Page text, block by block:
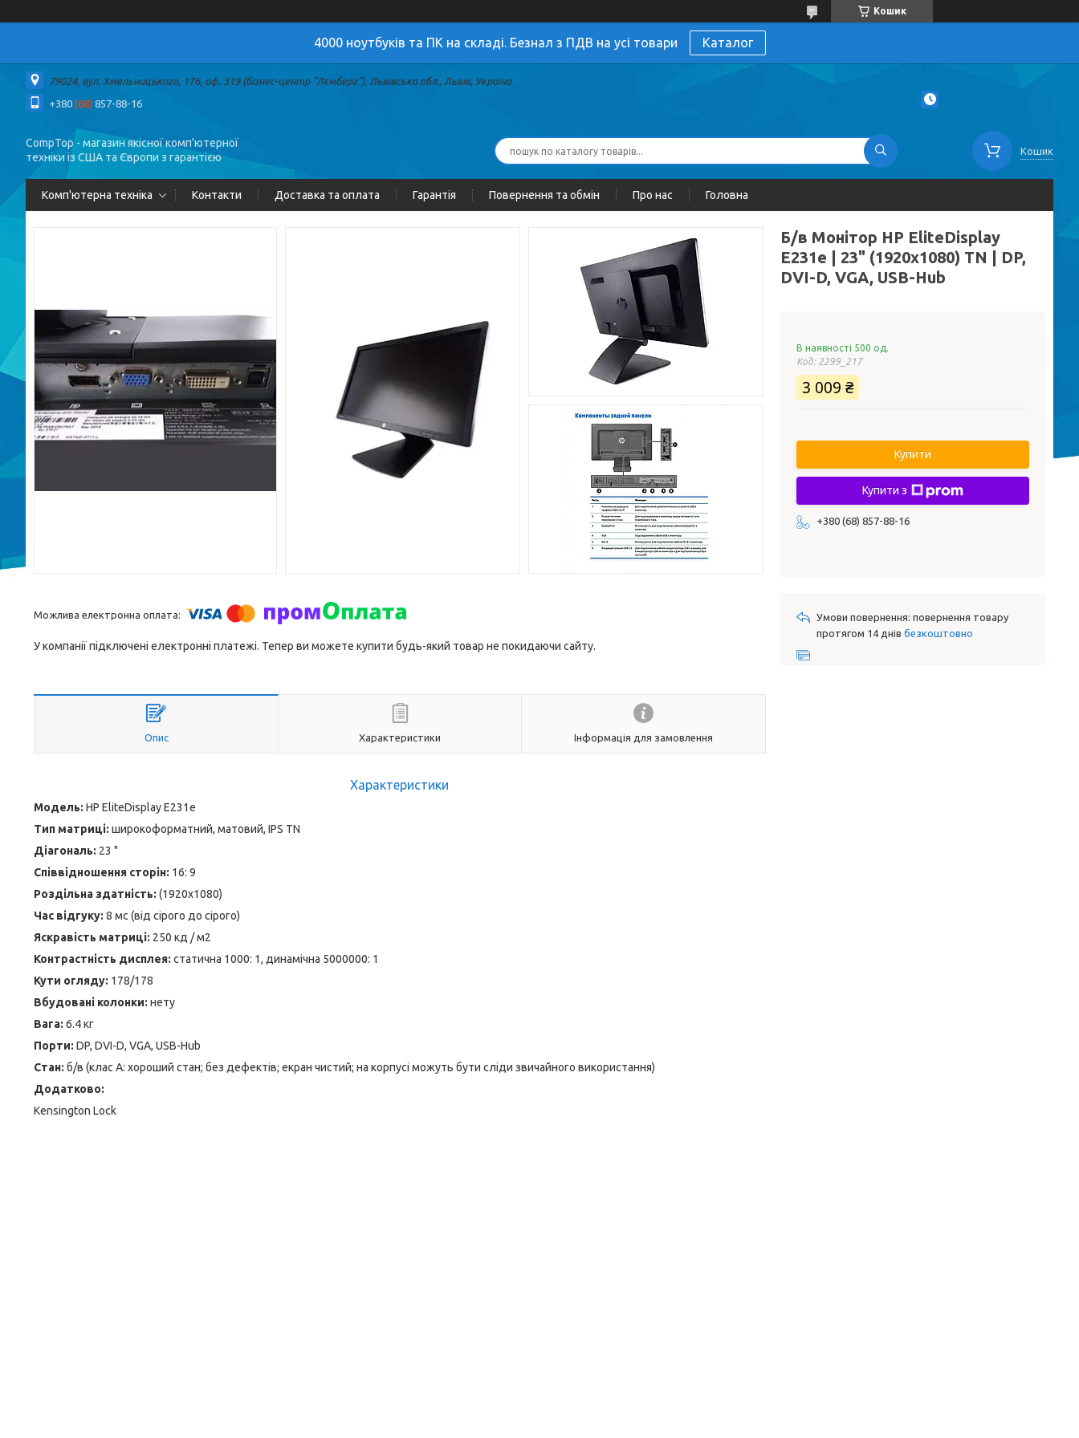
Кошик
4000 ноутбуків та ПК на складі. Безнал з ПДВ на усі товари Каталог
79024, вул. Хмельницького, 176, оф. 319 (бізнес-центр "Лємберг"), Львівська обл., Львів, Україна
+380 (68) 857-88-16
CompTop - магазин якісної комп'ютерної
техніки із США та Європи з гарантією
Кошик
Комп'ютерна техніка Контакти Доставка та оплата Гарантія Повернення та обмін Про нас Головна
У компанії підключені електронні платежі. Тепер ви можете купити будь-який товар не покидаючи сайту.
Опис Характеристики Інформація для замовлення
Характеристики
Модель: HP EliteDisplay E231e
Тип матриці: широкоформатний, матовий, IPS TN
Діагональ: 23 "
Співвідношення сторін: 16: 9
Роздільна здатність: (1920x1080)
Час відгуку: 8 мс (від сірого до сірого)
Яскравість матриці: 250 кд / м2
Контрастність дисплея: статична 1000: 1, динамічна 5000000: 1
Кути огляду: 178/178
Вбудовані колонки: нету
Вага: 6.4 кг
Порти: DP, DVI-D, VGA, USB-Hub
Стан: б/в (клас А: хороший стан; без дефектів; екран чистий; на корпусі можуть бути сліди звичайного використання)
Додатково:
Kensington Lock
Б/в Монітор HP EliteDisplay
E231e | 23" (1920x1080) TN | DP,
DVI-D, VGA, USB-Hub
В наявності 500 од.
Код: 2299_217
3 009 ₴
Купити
Купити з
+380 (68) 857-88-16
повернення товару
протягом 14 днів безкоштовно